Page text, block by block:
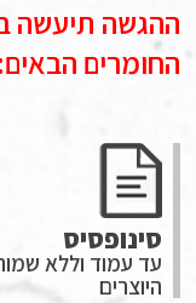
ההגשה תיעשה
החומרים הבאים:
סינופסיס
עד עמוד וללא
היוצרים